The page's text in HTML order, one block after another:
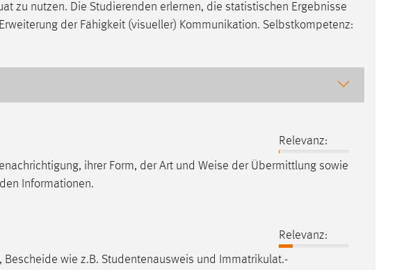
zu nutzen. Die Studierenden erlernen, die statistischen Ergebnisse
der Fähigkeit (visueller) Kommunikation. Selbstkompetenz:
Relevanz:
ihrer Form, der Art und Weise der Übermittlung sowie
Informationen.
Relevanz:
wie z.B. Stu­den­ten­aus­weis und Im­mat­ri­kulat.-